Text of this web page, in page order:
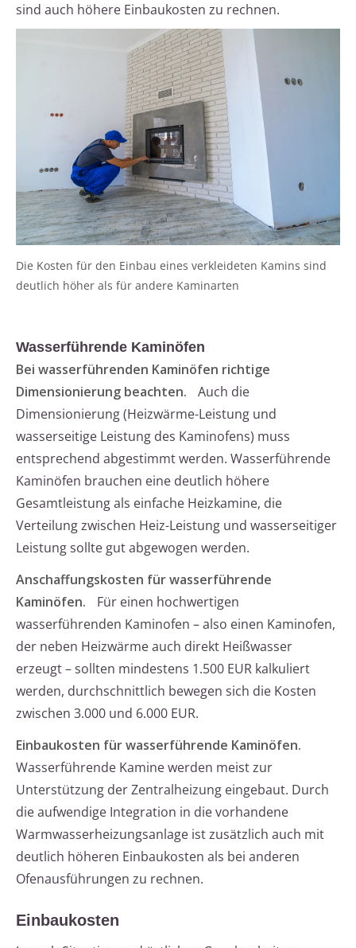
sind auch höhere Einbaukosten zu rechnen.
Die Kosten für den Einbau eines verkleideten Kamins sind
deutlich höher als für andere Kaminarten
Wasserführende Kaminöfen
Bei wasserführenden Kaminöfen richtige
Dimensionierung beachten.
Auch die
Dimensionierung (Heizwärme-Leistung und
wasserseitige Leistung des Kaminofens) muss
entsprechend abgestimmt werden. Wasserführende
Kaminöfen brauchen eine deutlich höhere
Gesamtleistung als einfache Heizkamine, die
Verteilung zwischen Heiz-Leistung und wasserseitiger
Leistung sollte gut abgewogen werden.
Anschaffungskosten für wasserführende
Kaminöfen.
Für einen hochwertigen
wasserführenden Kaminofen – also einen Kaminofen,
der neben Heizwärme auch direkt Heißwasser
erzeugt – sollten mindestens 1.500 EUR kalkuliert
werden, durchschnittlich bewegen sich die Kosten
zwischen 3.000 und 6.000 EUR.
Einbaukosten für wasserführende Kaminöfen.
Wasserführende Kamine werden meist zur
Unterstützung der Zentralheizung eingebaut. Durch
die aufwendige Integration in die vorhandene
Warmwasserheizungsanlage ist zusätzlich auch mit
deutlich höheren Einbaukosten als bei anderen
Ofenausführungen zu rechnen.
Einbaukosten